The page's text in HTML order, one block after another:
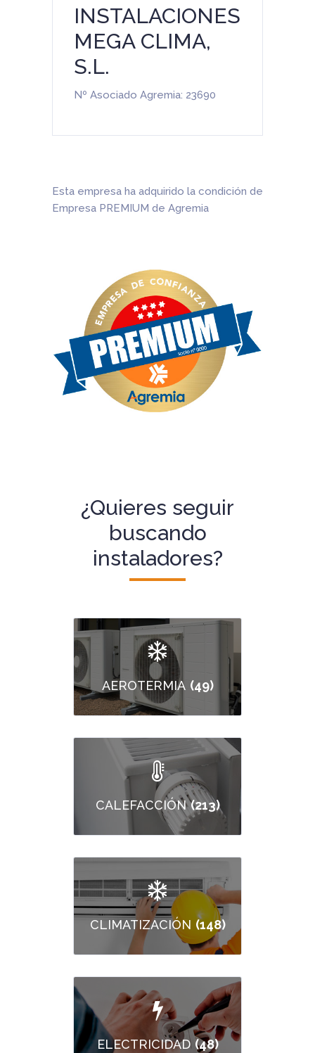
INSTALACIONES
MEGA CLIMA,
S.L.
Nº Asociado Agremia: 23690
Esta empresa ha adquirido la condición de
Empresa PREMIUM de Agremia
¿Quieres seguir
buscando
instaladores?
AEROTERMIA (49)
CALEFACCIÓN (213)
CLIMATIZACIÓN (148)
ELECTRICIDAD (48)